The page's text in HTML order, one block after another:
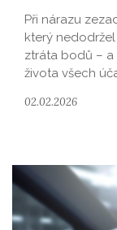
Při nárazu
který
ztráta bodů –
života všech
02.02.2026